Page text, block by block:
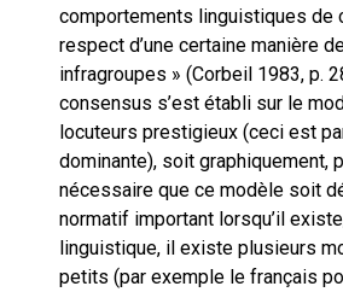
comportements linguistiques de
respect d’une certaine manière
infragroupes » (Corbeil 1983, p.
consensus s’est établi sur le
locuteurs prestigieux (ceci est
dominante), soit graphiquement,
nécessaire que ce modèle soit
normatif important lorsqu’il
linguistique, il existe plusieurs
petits (par exemple le français